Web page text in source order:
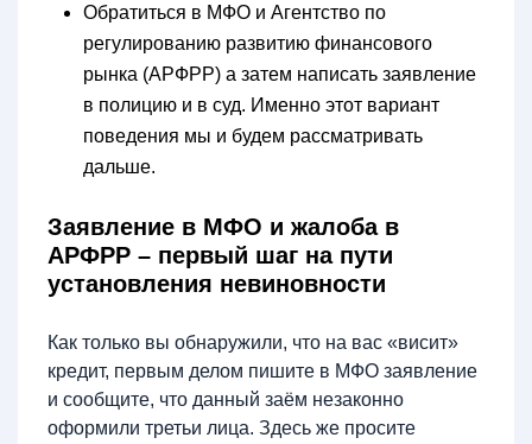
Обратиться в МФО и Агентство по
регулированию развитию финансового
рынка (АРФРР) а затем написать заявление
в полицию и в суд. Именно этот вариант
поведения мы и будем рассматривать
дальше.
Заявление в МФО и жалоба в
АРФРР – первый шаг на пути
установления невиновности
Как только вы обнаружили, что на вас «висит»
кредит, первым делом пишите в МФО заявление
и сообщите, что данный заём незаконно
оформили третьи лица. Здесь же просите